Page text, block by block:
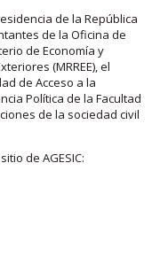
de la República
de la Oficina de
de Economía y
(MRREE), el
de Acceso a la
Política de la Facultad
de la sociedad civil
de AGESIC: